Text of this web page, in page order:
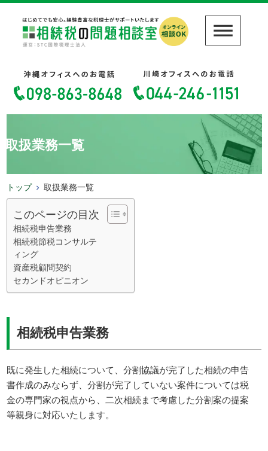
取扱業務一覧
トップ 取扱業務一覧
このページの目次
相続税申告業務
相続税節税コンサルテ
ィング
資産税顧問契約
セカンドオピニオン
相続税申告業務
既に発生した相続について、分割協議が完了した相続の申告
書作成のみならず、分割が完了していない案件については税
金の専門家の視点から、二次相続まで考慮した分割案の提案
等親身に対応いたします。